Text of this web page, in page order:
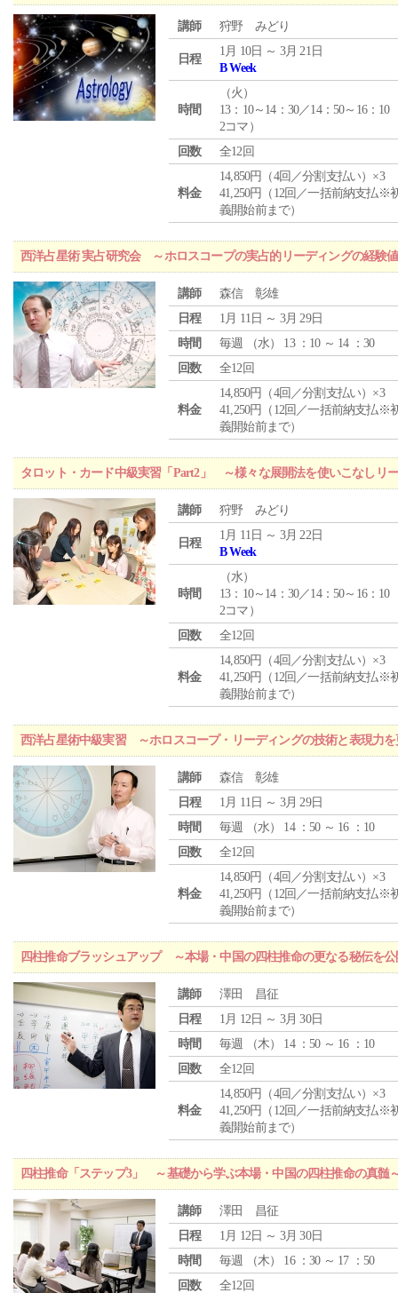
講師 狩野 みどり
日程
1月 10日 ～ 3月 21日
B Week
時間
（火 ）
13：10～14：30／14：50～16：10
2コマ）
回数
全12回
料金
14,850円（4回／分割支払い）×3
41,250円（12回／一括前納支払※
義開始前まで）
西洋占星術 実占研究会 ～ホロスコープの実占的リーディングの経験
講師
森信 彰雄
日程
1月 11日 ～ 3月 29日
時間
毎週 （水） 13 ：10 ～ 14 ：30
回数
全12回
料金
14,850円（4回／分割支払い）×3
41,250円（12回／一括前納支払※
義開始前まで）
タロット・カード中級実習「Part2」 ～様々な展開法を使いこなしリ
講師 狩野 みどり
日程
1月 11日 ～ 3月 22日
B Week
時間
（水）
13：10～14：30／14：50～16：10
2コマ）
回数
全12回
料金
14,850円（4回／分割支払い）×3
41,250円（12回／一括前納支払※
義開始前まで）
西洋占星術中級実習 ～ホロスコープ・リーディングの技術と表現力
講師
森信 彰雄
日程
1月 11日 ～ 3月 29日
時間
毎週 （水） 14 ：50 ～ 16 ：10
回数
全12回
料金
14,850円（4回／分割支払い）×3
41,250円（12回／一括前納支払※
義開始前まで）
四柱推命ブラッシュアップ ～本場・中国の四柱推命の更なる秘伝を
講師
澤田 昌征
日程
1月 12日 ～ 3月 30日
時間
毎週 （木） 14 ：50 ～ 16 ：10
回数
全12回
料金
14,850円（4回／分割支払い）×3
41,250円（12回／一括前納支払※
義開始前まで）
四柱推命「ステップ3」 ～基礎から学ぶ本場・中国の四柱推命の真髄
講師
澤田 昌征
日程
1月 12日 ～ 3月 30日
時間
毎週 （木） 16 ：30 ～ 17 ：50
回数
全12回